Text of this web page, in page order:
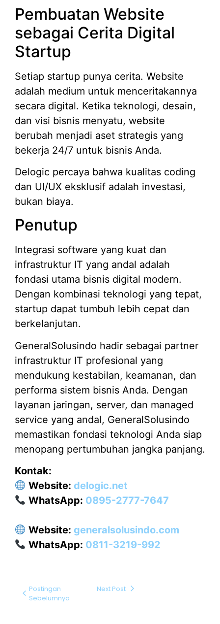
Pembuatan Website
sebagai Cerita Digital
Startup
Setiap startup punya cerita. Website
adalah medium untuk menceritakannya
secara digital. Ketika teknologi, desain,
dan visi bisnis menyatu, website
berubah menjadi aset strategis yang
bekerja 24/7 untuk bisnis Anda.
Delogic percaya bahwa kualitas coding
dan UI/UX eksklusif adalah investasi,
bukan biaya.
Penutup
Integrasi software yang kuat dan
infrastruktur IT yang andal adalah
fondasi utama bisnis digital modern.
Dengan kombinasi teknologi yang tepat,
startup dapat tumbuh lebih cepat dan
berkelanjutan.
GeneralSolusindo hadir sebagai partner
infrastruktur IT profesional yang
mendukung kestabilan, keamanan, dan
performa sistem bisnis Anda. Dengan
layanan jaringan, server, dan managed
service yang andal, GeneralSolusindo
memastikan fondasi teknologi Anda siap
menopang pertumbuhan jangka panjang.
Kontak:
Website: delogic.net
WhatsApp: 0895-2777-7647
Website: generalsolusindo.com
WhatsApp: 0811-3219-992
Postingan
Sebelumnya
Next Post